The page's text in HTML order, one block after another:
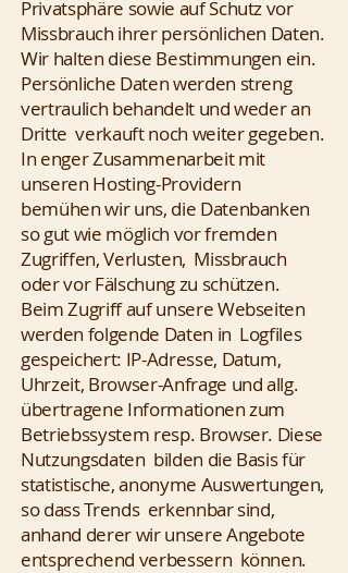
Privatsphäre sowie auf Schutz vor
Missbrauch ihrer persönlichen Daten.
Wir halten diese Bestimmungen ein.
Persönliche Daten werden streng
vertraulich behandelt und weder an
Dritte verkauft noch weiter gegeben.
In enger Zusammenarbeit mit
unseren Hosting-Providern
bemühen wir uns, die Datenbanken
so gut wie möglich vor fremden
Zugriffen, Verlusten, Missbrauch
oder vor Fälschung zu schützen.
Beim Zugriff auf unsere Webseiten
werden folgende Daten in Logfiles
gespeichert: IP-Adresse, Datum,
Uhrzeit, Browser-Anfrage und allg.
übertragene Informationen zum
Betriebssystem resp. Browser. Diese
Nutzungsdaten bilden die Basis für
statistische, anonyme Auswertungen,
so dass Trends erkennbar sind,
anhand derer wir unsere Angebote
entsprechend verbessern können.